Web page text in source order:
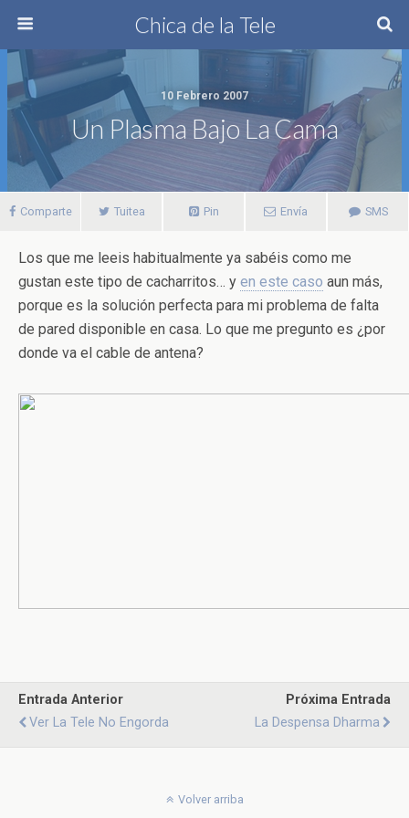
Chica de la Tele
10 Febrero 2007
Un Plasma Bajo La Cama
Comparte Tuitea Pin Envía SMS
Los que me leeis habitualmente ya sabéis como me
gustan este tipo de cacharritos… y en este caso aun más,
porque es la solución perfecta para mi problema de falta
de pared disponible en casa. Lo que me pregunto es ¿por
donde va el cable de antena?
Entrada Anterior
Ver La Tele No Engorda
Próxima Entrada
La Despensa Dharma
Volver arriba